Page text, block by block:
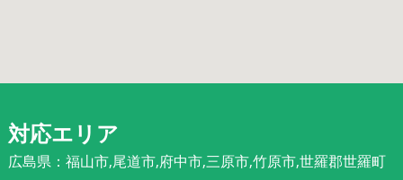
対応エリア
広島県：福山市,尾道市,府中市,三原市,竹原市,世羅郡世羅町